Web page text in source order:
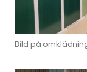
Bild på